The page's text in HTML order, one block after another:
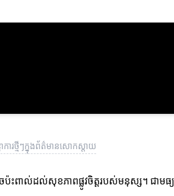
រថ្មីៗក្នុងព័ត៌មានសោកស្តាយ
ពាល់ដល់សុខភាពផ្លូវចិត្តរបស់មនុស្ស។ ជាមធ្យ